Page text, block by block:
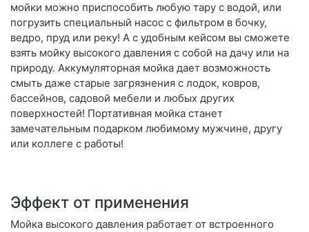
мойки можно приспособить любую тару с водой, или
погрузить специальный насос с фильтром в бочку,
ведро, пруд или реку! А с удобным кейсом вы сможете
взять мойку высокого давления с собой на дачу или на
природу. Аккумуляторная мойка дает возможность
смыть даже старые загрязнения с лодок, ковров,
бассейнов, садовой мебели и любых других
поверхностей! Портативная мойка станет
замечательным подарком любимому мужчине, другу
или коллеге с работы!
Эффект от применения
Мойка высокого давления работает от встроенного